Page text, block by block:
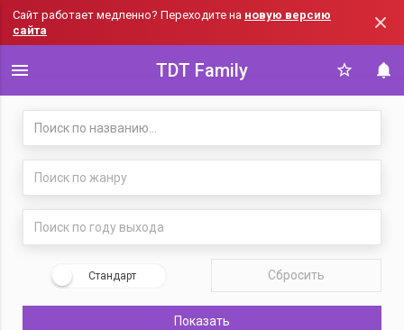
Сайт работает медленно? Переходите на новую версию
сайта
TDT Family
Поиск по жанру
Поиск по году выхода
Стандарт Сбросить
Показать